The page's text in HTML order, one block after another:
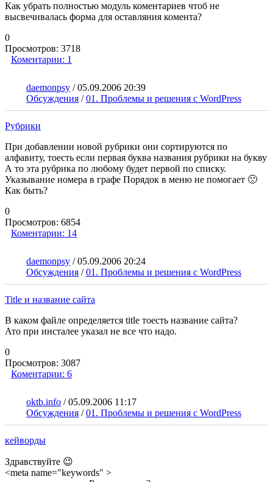
Как убрать полностью модуль коментариев чтоб не
высвечивалась форма для оставляния комента?
0
Просмотров: 3718
Коментарии: 1
daemonpsy /05.09.2006 20:39
Обсуждения /01. Проблемы и решения с WordPress
Рубрики
При добавлении новой рубрики они сортируются по
алфавиту, тоесть если первая буква названия рубрики на букву
А то эта рубрика по любому будет первой по списку.
Указывание номера в графе Порядок в меню не помогает 🙁
Как быть?
0
Просмотров: 6854
Коментарии: 14
daemonpsy /05.09.2006 20:24
Обсуждения /01. Проблемы и решения с WordPress
Title и название сайта
В каком файле определяется title тоесть название сайта?
Ато при инсталее указал не все что надо.
0
Просмотров: 3087
Коментарии: 6
oktb.info /05.09.2006 11:17
Обсуждения /01. Проблемы и решения с WordPress
кейворды
Здравствуйте 😉
<meta name="keywords" >